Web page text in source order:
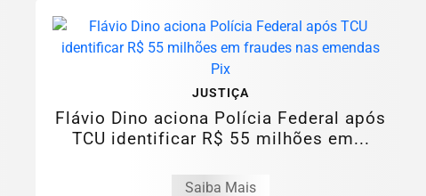
JUSTIÇA
Flávio Dino aciona Polícia Federal após
TCU identificar R$ 55 milhões em...
Saiba Mais